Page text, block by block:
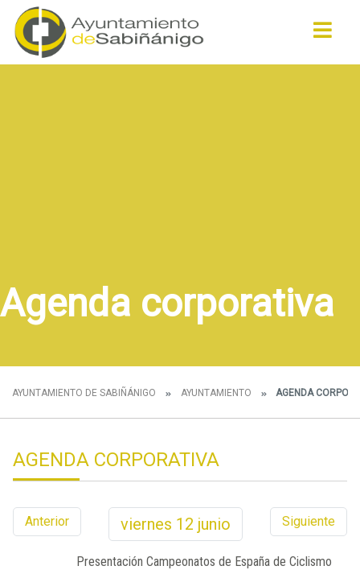
Agenda corporativa
AYUNTAMIENTO DE SABIÑÁNIGO AYUNTAMIENTO AGENDA
AGENDA CORPORATIVA
Anterior viernes 12 junio Siguiente
Presentación Campeonatos de España de Ciclismo